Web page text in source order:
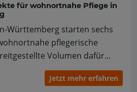
für wohnortnahe Pflege in
Württemberg starten sechs
pflegerische
Volumen dafür...
Jetzt mehr erfahren